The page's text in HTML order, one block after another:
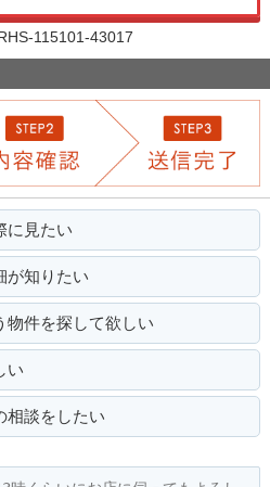
115101-43017
に見たい
が知りたい
物件を探して欲しい
い
相談をしたい